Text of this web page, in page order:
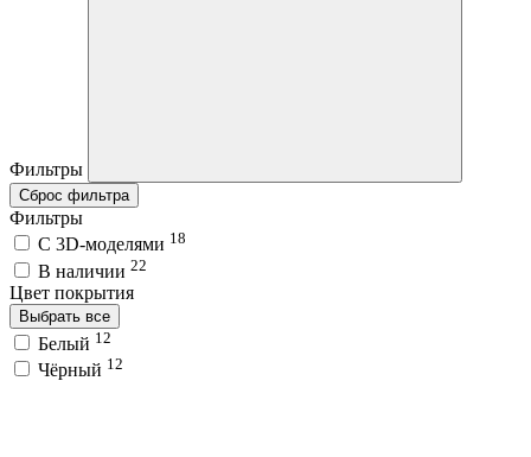
Фильтры
Сброс фильтра
Фильтры
C 3D-моделями 18
В наличии 22
Цвет покрытия
Выбрать все
Белый 12
Чёрный 12